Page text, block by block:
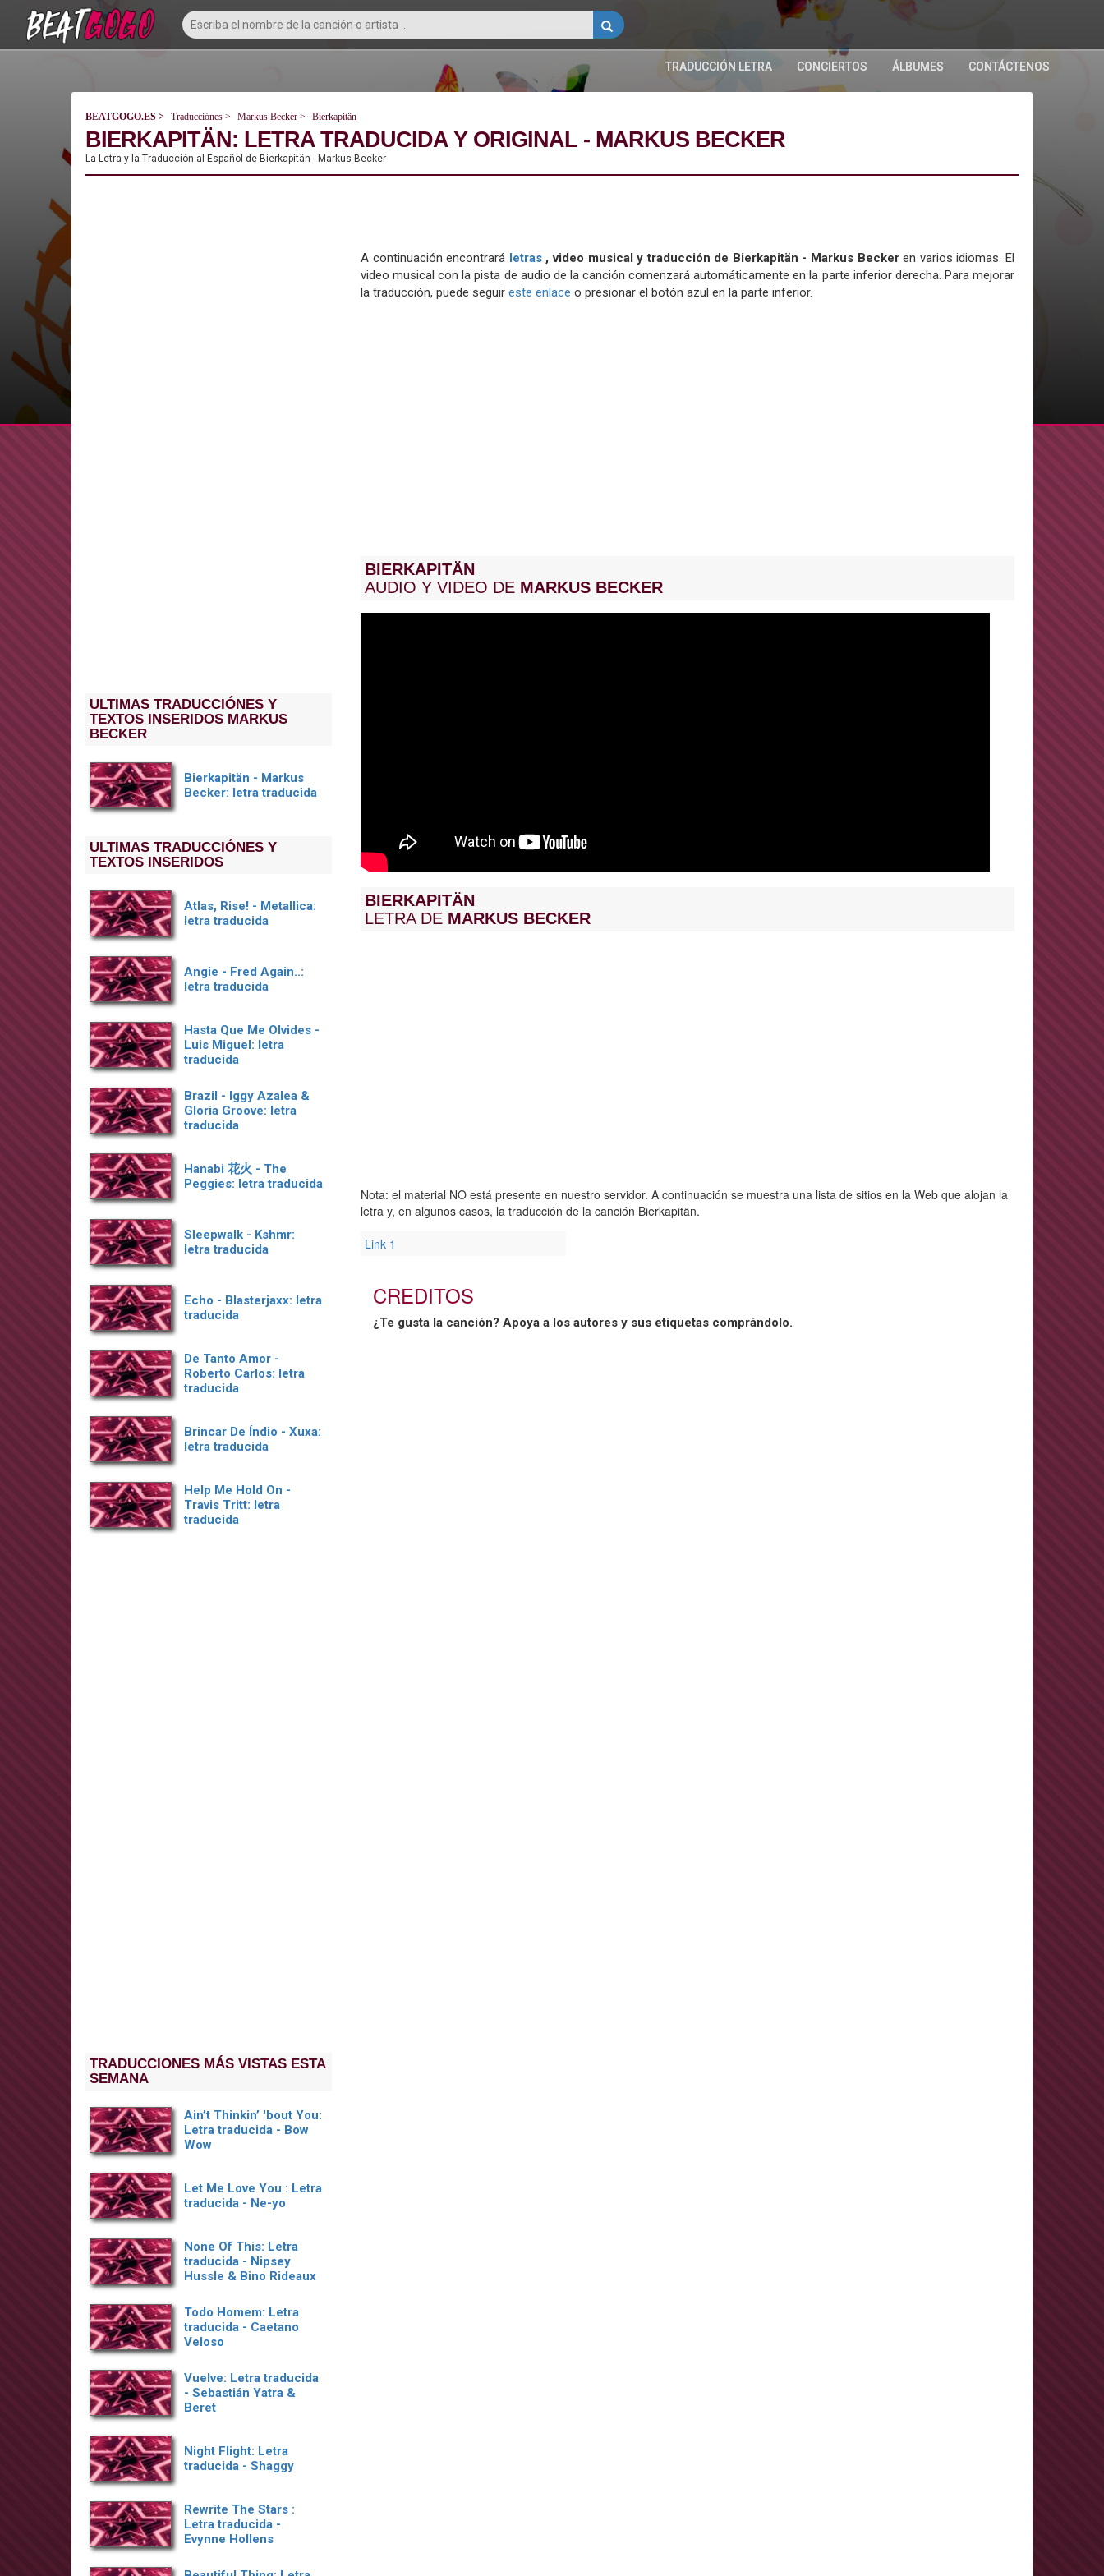
TRADUCCIÓN LETRA CONCIERTOS ÁLBUMES CONTÁCTENOS
BEATGOGO.ES Traducciónes Markus Becker Bierkapitän
BIERKAPITÄN: LETRA TRADUCIDA Y ORIGINAL - MARKUS BECKER
La Letra y la Traducción al Español de Bierkapitän - Markus Becker
A continuación encontrará letras , video musical y traducción de Bierkapitän - Markus Beckeren varios idiomas. El
video musical con la pista de audio de la canción comenzará automáticamente en la parte inferior derecha. Para mejorar
la traducción, puede seguir este enlace o presionar el botón azul en la parte inferior.
BIERKAPITÄN
AUDIO Y VIDEO DE MARKUS BECKER
BIERKAPITÄN
LETRA DE MARKUS BECKER
Nota: el material NO está presente en nuestro servidor. A continuación se muestra una lista de sitios en la Web que alojan la
letra y, en algunos casos, la traducción de la canción Bierkapitän.
Link 1
CREDITOS
¿Te gusta la canción? Apoya a los autores y sus etiquetas comprándolo.
ULTIMAS TRADUCCIÓNES Y
TEXTOS INSERIDOS MARKUS
BECKER
Bierkapitän - Markus
Becker: letra traducida
ULTIMAS TRADUCCIÓNES Y
TEXTOS INSERIDOS
Atlas, Rise! - Metallica:
letra traducida
Angie - Fred Again..:
letra traducida
Hasta Que Me Olvides -
Luis Miguel: letra
traducida
Brazil - Iggy Azalea &
Gloria Groove: letra
traducida
Hanabi 花火 - The
Peggies: letra traducida
Sleepwalk - Kshmr:
letra traducida
Echo - Blasterjaxx: letra
traducida
De Tanto Amor -
Roberto Carlos: letra
traducida
Brincar De Índio - Xuxa:
letra traducida
Help Me Hold On -
Travis Tritt: letra
traducida
TRADUCCIONES MÁS VISTAS ESTA
SEMANA
Ain’t Thinkin’ 'bout You:
Letra traducida - Bow
Wow
Let Me Love You : Letra
traducida - Ne-yo
None Of This: Letra
traducida - Nipsey
Hussle & Bino Rideaux
Todo Homem: Letra
traducida - Caetano
Veloso
Vuelve: Letra traducida
- Sebastián Yatra &
Beret
Night Flight: Letra
traducida - Shaggy
Rewrite The Stars :
Letra traducida -
Evynne Hollens